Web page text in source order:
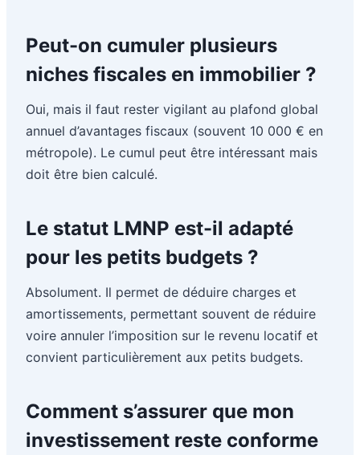
Peut-on cumuler plusieurs
niches fiscales en immobilier ?
Oui, mais il faut rester vigilant au plafond global
annuel d’avantages fiscaux (souvent 10 000 € en
métropole). Le cumul peut être intéressant mais
doit être bien calculé.
Le statut LMNP est-il adapté
pour les petits budgets ?
Absolument. Il permet de déduire charges et
amortissements, permettant souvent de réduire
voire annuler l’imposition sur le revenu locatif et
convient particulièrement aux petits budgets.
Comment s’assurer que mon
investissement reste conforme